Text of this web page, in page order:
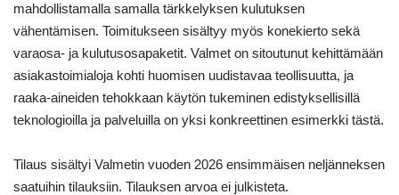
mahdollistamalla samalla tärkkelyksen kulutuksen
vähentämisen. Toimitukseen sisältyy myös konekierto sekä
varaosa- ja kulutusosapaketit. Valmet on sitoutunut kehittämään
asiakastoimialoja kohti huomisen uudistavaa teollisuutta, ja
raaka-aineiden tehokkaan käytön tukeminen edistyksellisillä
teknologioilla ja palveluilla on yksi konkreettinen esimerkki tästä.
Tilaus sisältyi Valmetin vuoden 2026 ensimmäisen neljänneksen
saatuihin tilauksiin. Tilauksen arvoa ei julkisteta.